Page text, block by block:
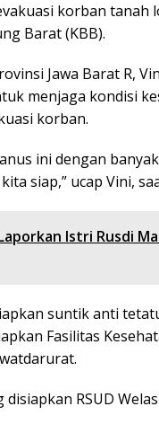
korban tanah
Barat (KBB).
Jawa Barat R,
menjaga kondisi
korban.
ini dengan
siap,” ucap Vini,
Istri Rusdi
suntik anti
Fasilitas
RSUD